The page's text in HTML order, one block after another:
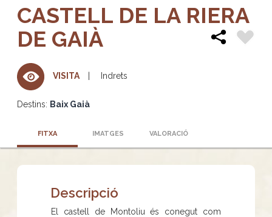
CASTELL DE LA RIERA
DE GAIÀ
VISITA Indrets
Destins: Baix Gaià
FITXA IMATGES VALORACIÓ
Descripció
El castell de Montoliu és conegut com